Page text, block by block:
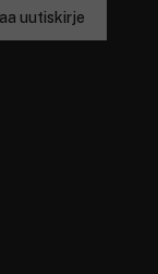
uutiskirje